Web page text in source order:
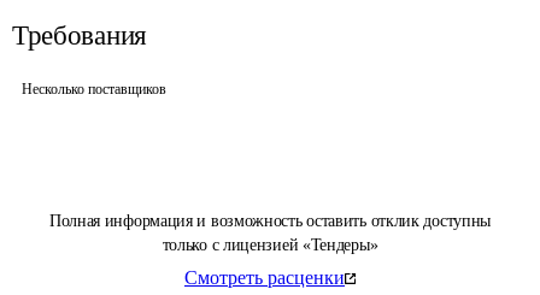
Полная информация и возможность оставить отклик доступны
только с лицензией «Тендеры»
Смотреть расценки
Требования
Несколько поставщиков